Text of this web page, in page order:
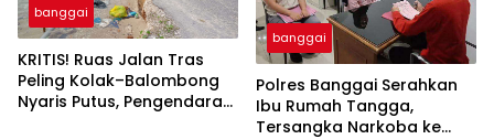
banggai
KRITIS! Ruas Jalan Tras
Peling Kolak–Balombong
Nyaris Putus, Pengendara
banggai
Polres Banggai Serahkan
Ibu Rumah Tangga,
Tersangka Narkoba ke